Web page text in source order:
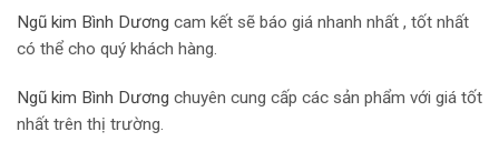
Ngũ kim Bình Dương cam kết sẽ báo giá nhanh nhất , tốt nhất
có thể cho quý khách hàng.
Ngũ kim Bình Dương chuyên cung cấp các sản phẩm với giá tốt
nhất trên thị trường.